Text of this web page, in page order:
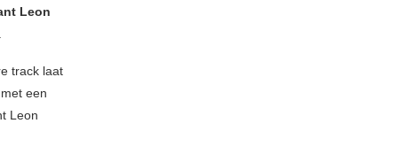
Leon
track laat
een
Leon